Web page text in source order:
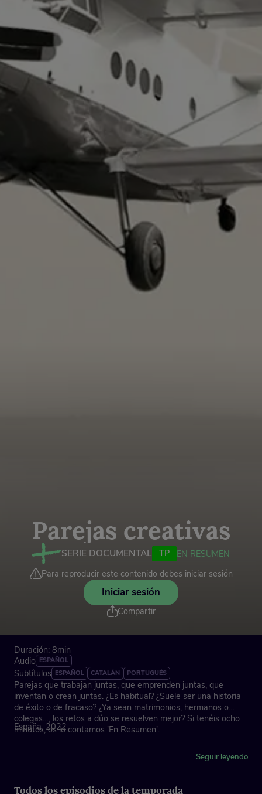
Parejas creativas
SERIE DOCUMENTAL TP
EN RESUMEN
Para reproducir este contenido debes iniciar sesión
Iniciar sesión
Compartir
Duración: 8min
Audio ESPAÑOL
Subtítulos ESPAÑOL CATALÁN PORTUGUÉS
Parejas que trabajan juntas, que emprenden juntas, que
inventan o crean juntas. ¿Es habitual? ¿Suele ser una historia
de éxito o de fracaso? ¿Ya sean matrimonios, hermanos o
colegas…, los retos a dúo se resuelven mejor? Si tenéis ocho
minutos, os lo contamos 'En Resumen'.
Expertos: Xavier Savin (director de atención psicológica), Anna
Creado por Brutal Media
España, 2022
Seguir leyendo
Todos los episodios de la temporada